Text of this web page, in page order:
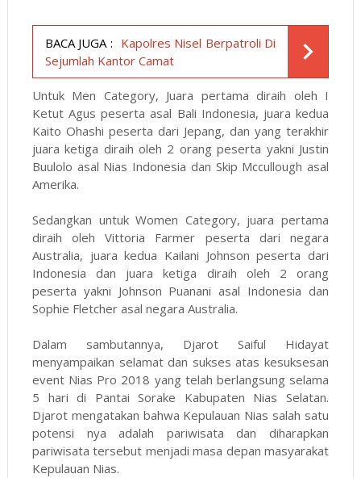
BACA JUGA : Kapolres Nisel Berpatroli Di
Sejumlah Kantor Camat
Untuk Men Category, Juara pertama diraih oleh I
Ketut Agus peserta asal Bali Indonesia, juara kedua
Kaito Ohashi peserta dari Jepang, dan yang terakhir
juara ketiga diraih oleh 2 orang peserta yakni Justin
Buulolo asal Nias Indonesia dan Skip Mccullough asal
Amerika.
Sedangkan untuk Women Category, juara pertama
diraih oleh Vittoria Farmer peserta dari negara
Australia, juara kedua Kailani Johnson peserta dari
Indonesia dan juara ketiga diraih oleh 2 orang
peserta yakni Johnson Puanani asal Indonesia dan
Sophie Fletcher asal negara Australia.
Dalam sambutannya, Djarot Saiful Hidayat
menyampaikan selamat dan sukses atas kesuksesan
event Nias Pro 2018 yang telah berlangsung selama
5 hari di Pantai Sorake Kabupaten Nias Selatan.
Djarot mengatakan bahwa Kepulauan Nias salah satu
potensi nya adalah pariwisata dan diharapkan
pariwisata tersebut menjadi masa depan masyarakat
Kepulauan Nias.